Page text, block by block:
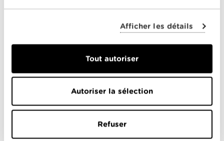
Afficher les détails
Tout autoriser
Autoriser la sélection
Refuser
MOBILE
La solution pour le travail mobile.